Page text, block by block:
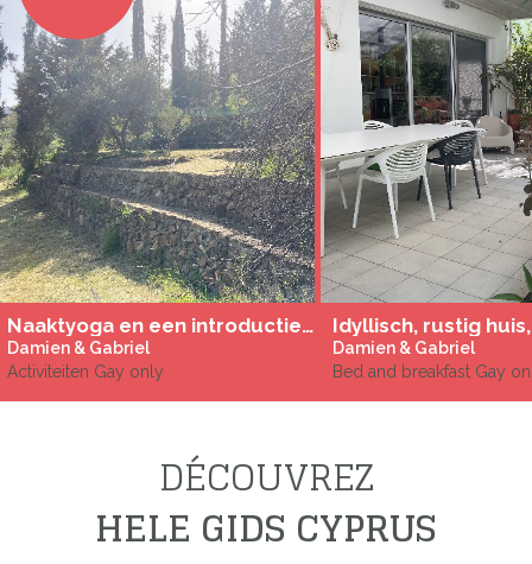
Naaktyoga en een introductie tot tantrische massage voor mannen op Cyprus van 24 t/m 30 mei, 20 t/m 27 september en 17 t/m 24 oktober 2026.
Damien & Gabriel
Activiteiten Gay only
Damien & Gabriel
Bed and breakfast Gay
DÉCOUVREZ
HELE GIDS CYPRUS